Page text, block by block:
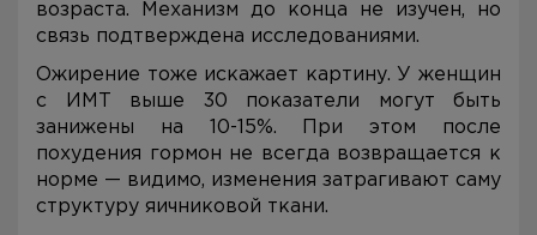
возраста. Механизм до конца не изучен, но
связь подтверждена исследованиями.
Ожирение тоже искажает картину. У женщин
с ИМТ выше 30 показатели могут быть
занижены на 10-15%. При этом после
похудения гормон не всегда возвращается к
норме — видимо, изменения затрагивают саму
структуру яичниковой ткани.